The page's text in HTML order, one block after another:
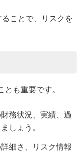
ことで、リスクを
も重要です。
務状況、実績、過
しょう。
細さ、リスク情報